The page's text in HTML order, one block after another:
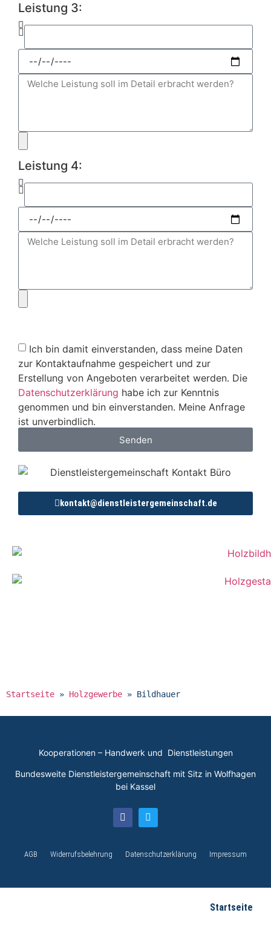
Leistung 3:
Leistung 4:
Ich bin damit einverstanden, dass meine Daten
zur Kontaktaufnahme gespeichert und zur
Erstellung von Angeboten verarbeitet werden. Die
Datenschutzerklärung habe ich zur Kenntnis
genommen und bin einverstanden. Meine Anfrage
ist unverbindlich.
Senden
kontakt@dienstleistergemeinschaft.de
Startseite » Holzgewerbe » Bildhauer
Kooperationen – Handwerk und Dienstleistungen
Bundesweite Dienstleistergemeinschaft mit Sitz in Wolfhagen
bei Kassel
AGB Widerrufsbelehrung Datenschutzerklärung Impressum
Startseite